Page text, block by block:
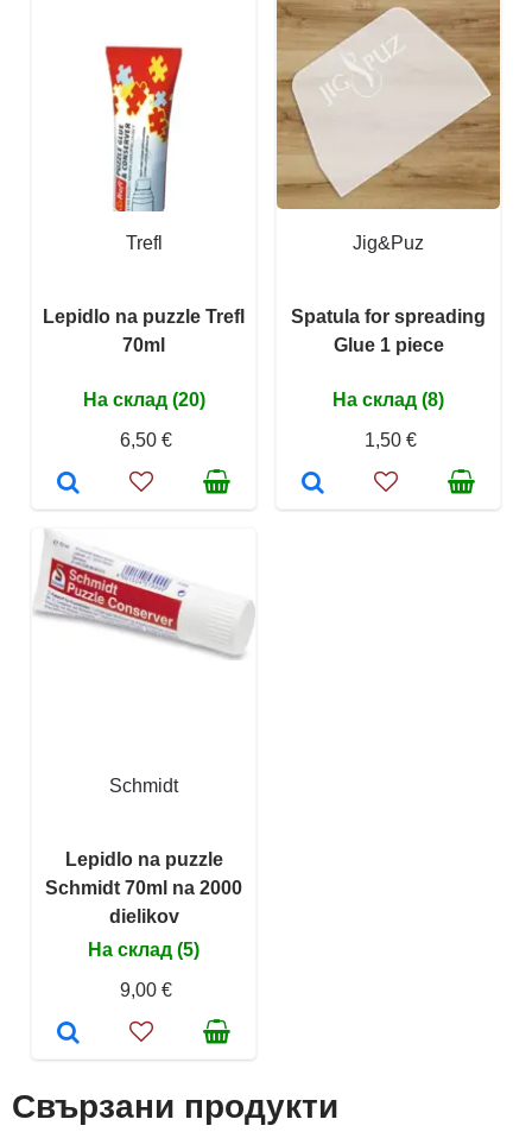
Trefl
Lepidlo na puzzle Trefl
70ml
На склад (20)
6,50 €
Jig&Puz
Spatula for spreading
Glue 1 piece
На склад (8)
1,50 €
Schmidt
Lepidlo na puzzle
Schmidt 70ml na 2000
dielikov
На склад (5)
9,00 €
Свързани продукти